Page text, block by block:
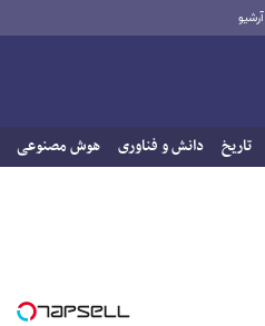
آرشیو
تاریخ دانش و فناوری هوش مصنوعی